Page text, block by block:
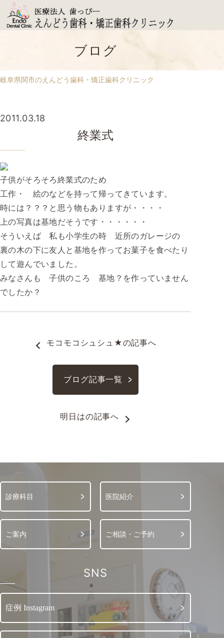
ブログ
岐阜県関市のえんどう歯科・矯正歯科クリニック
終業式
2011.03.18
子供がそろそろ終業式のため
工作・ 絵のなどを持って帰ってきています。
時には？？？と思う物もありますが・・・・
上の写真は基地だそうです・・・・・・
そういえば 私も小学生の時 近所のガレージの
裏の木の下に友人と基地を作ってお菓子を食べたり
して遊んでいました。
みなさんも 子供のころ 基地？を作っていません
でしたか？
モコモコシュシュ★の記事へ
ブログ記事一覧
明日はの記事へ
診療科目 医院紹介
ご案内 ご相談・ご予約
SNS
症例 Instagram